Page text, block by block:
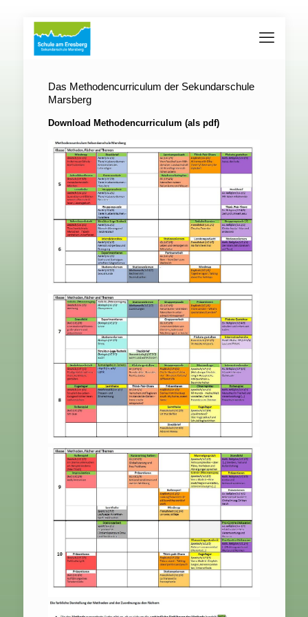
Das Methodencurriculum der Sekundarschule
Marsberg
Download Methodencurriculum (als pdf)